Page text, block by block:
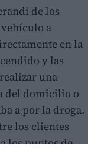
de los
a
en la
y las
una
del domicilio o
a por la droga.
los clientes
los puntos de